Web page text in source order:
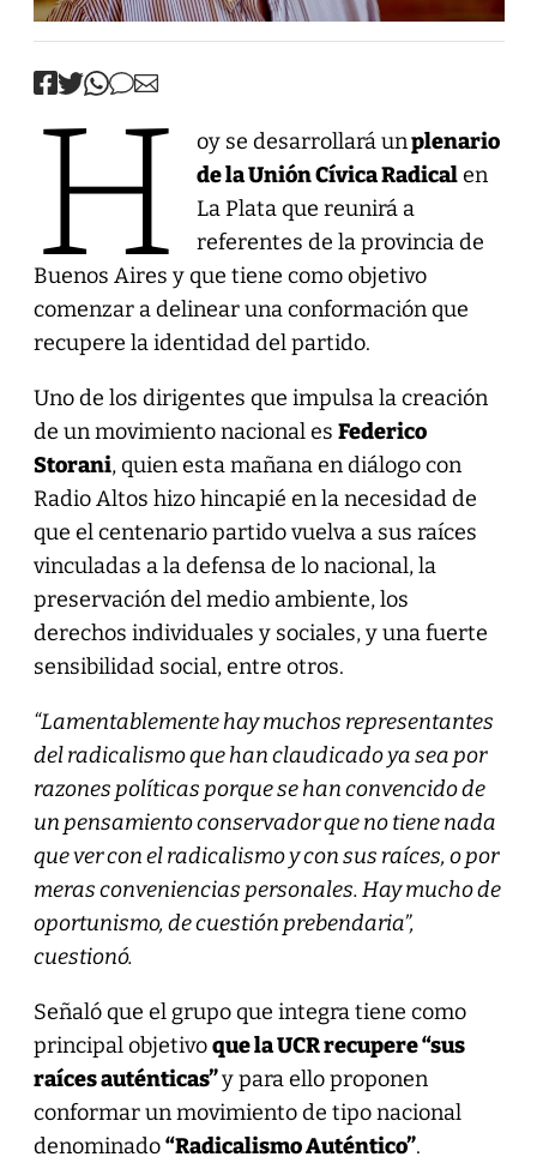
H oy se desarrollará unplenario
de la Unión Cívica Radicalen
La Plata que reunirá a
referentes de la provincia de
Buenos Aires y que tiene como objetivo
comenzar a delinear una conformación que
recupere la identidad del partido.
Uno de los dirigentes que impulsa la creación
de un movimiento nacional es Federico
Storani, quien esta mañana en diálogo con
Radio Altos hizo hincapié en la necesidad de
que el centenario partido vuelva a sus raíces
vinculadas a la defensa de lo nacional, la
preservación del medio ambiente, los
derechos individuales y sociales, y una fuerte
sensibilidad social, entre otros.
“Lamentablemente hay muchos representantes
del radicalismo que han claudicado ya sea por
razones políticas porque se han convencido de
un pensamiento conservador que no tiene nada
que ver con el radicalismo y con sus raíces, o por
meras conveniencias personales. Hay mucho de
oportunismo, de cuestión prebendaria”,
cuestionó.
Señaló que el grupo que integra tiene como
principal objetivoque la UCR recupere “sus
raíces auténticas”y para ello proponen
conformar un movimiento de tipo nacional
denominado“Radicalismo Auténtico”.